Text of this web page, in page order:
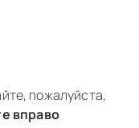
пожалуйста,
вправо